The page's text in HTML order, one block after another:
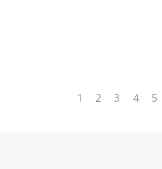
1 2 3 4 5